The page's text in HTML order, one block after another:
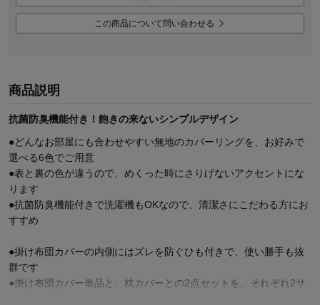
この商品について問い合わせる
商品説明
抗菌防臭機能付き！飽きの来ないシンプルデザイン
●どんなお部屋にも合わせやすい無地のカバーリングを、お好みで
選べる6色でご用意
●表と裏の色が違うので、めくった時にさりげないアクセントにな
ります
●抗菌防臭機能付きで洗濯機もOKなので、清潔さにこだわる方にお
すすめ
●掛け布団カバーの内側にはズレを防ぐひも付きで、使い勝手も抜
群です
●掛け布団カバー単品と、枕カバーとの2点セットを、それぞれ2サ